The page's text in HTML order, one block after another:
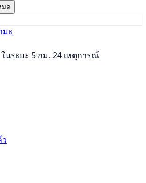
มด
มะ
ในระยะ 5 กม. 24 เหตุการณ์